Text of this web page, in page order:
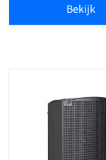
Bekijk